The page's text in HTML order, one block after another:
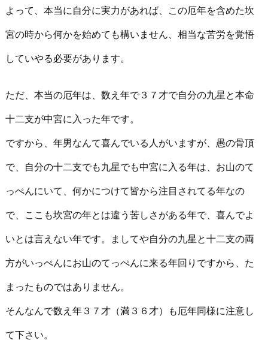
よって、本当に自分に実力があれば、この厄年を含めた坎
宮の時から何かを始めても構いません、相当な苦労を覚悟
していやる必要があります。
ただ、本当の厄年は、数え年で３７才で自分の九星と本命
十二支が中宮に入った年です。
ですから、年男なんて喜んでいる人がいますが、愚の骨頂
で、自分の十二支でも九星でも中宮に入る年は、お山のて
っぺんにいて、何かにつけて皆から注目されてる年なの
で、ここも坎宮の年とは違う苦しさがある年で、喜んでよ
いとは言えない年です。ましてや自分の九星と十二支の両
方がいっぺんにお山のてっぺんに来る年回りですから、た
まったものではありません。
そんなんで数え年３７才（満３６才）も厄年同様に注意し
て下さい。